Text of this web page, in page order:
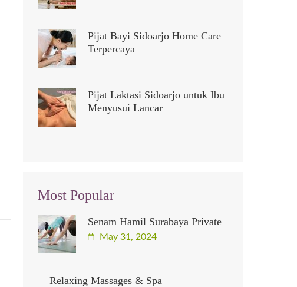
Pijat Bayi Sidoarjo Home Care
Terpercaya
Pijat Laktasi Sidoarjo untuk Ibu
Menyusui Lancar
Most Popular
Senam Hamil Surabaya Private
May 31, 2024
Relaxing Massages & Spa